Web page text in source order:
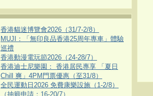
香港貓迷博覽會2026（31/7-2/8）
MUJI：「無印良品香港25周年專車」體驗
巡禮
香港動漫電玩節2026（24-28/7）
香港迪士尼樂園： 香港居民專享 「夏日
Chill 爽」4PM門票優惠（至31/8）
全民運動日2026 免費康樂設施（1-2/8）
（抽籤申請：16-20/7）